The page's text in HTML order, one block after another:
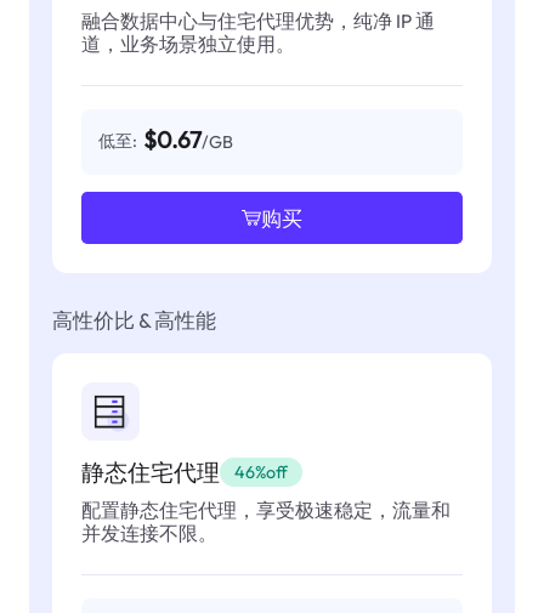
融合数据中心与住宅代理优势，纯净 IP 通
道，业务场景独立使用。
低至: $0.67/GB
购买
高性价比 & 高性能
静态住宅代理 46%off
配置静态住宅代理，享受极速稳定，流量和
并发连接不限。